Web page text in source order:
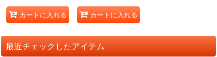
カートに入れる カートに入れる
最近チェックしたアイテム